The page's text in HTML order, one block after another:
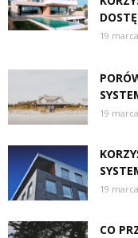
19
19
19
CO